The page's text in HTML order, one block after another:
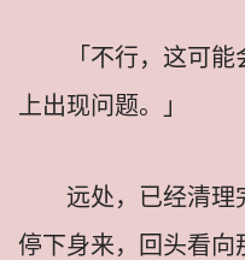
「不行，这可
上出现问题。」
远处，已经清理
停下身来，回头看向